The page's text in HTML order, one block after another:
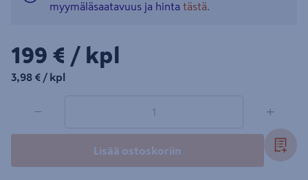
myymäläsaatavuus ja hinta tästä.
199€/kpl
199 € / kpl
3,98€/kpl
3,98 € / kpl
− +
Lisää ostoskoriin